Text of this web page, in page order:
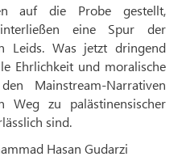
auf die Probe gestellt,
eine Spur der
Leids. Was jetzt dringend
Ehrlichkeit und moralische
Mainstream-Narrativen
zu palästinensischer
sind.
Hasan Gudarzi